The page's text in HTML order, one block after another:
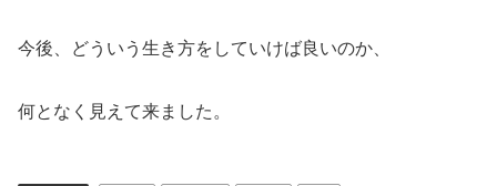
今後、どういう生き方をしていけば良いのか、
何となく見えて来ました。